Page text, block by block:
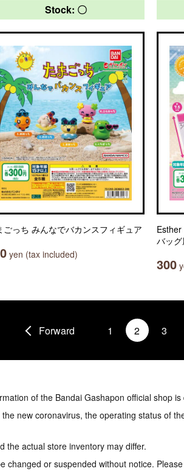
Stock: 〇
ごっち みんなでバカンスフィギュア
yen (tax included)
バッ
300
Forward 1 2 3
of the Bandai Gashapon official shop
new coronavirus, the operating status of
the actual store inventory may differ.
changed or suspended without notice.